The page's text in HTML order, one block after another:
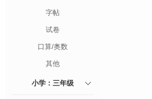
字帖
试卷
口算/奥数
其他
小学：三年级